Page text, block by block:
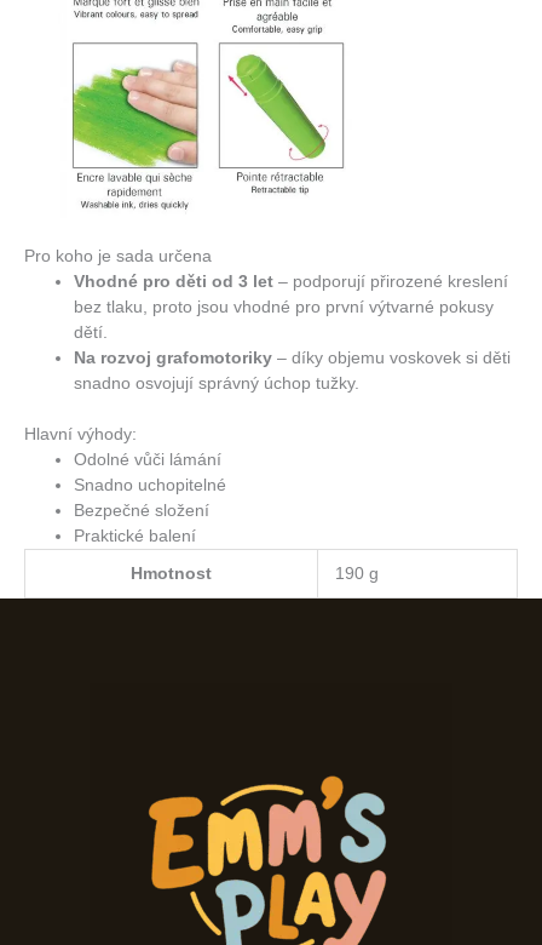
Pro koho je sada určena
Vhodné pro děti od 3 let – podporují přirozené kreslení
bez tlaku, proto jsou vhodné pro první výtvarné pokusy
dětí.
Na rozvoj grafomotoriky – díky objemu voskovek si děti
snadno osvojují správný úchop tužky.
Hlavní výhody:
Odolné vůči lámání
Snadno uchopitelné
Bezpečné složení
Praktické balení
Hmotnost 190 g